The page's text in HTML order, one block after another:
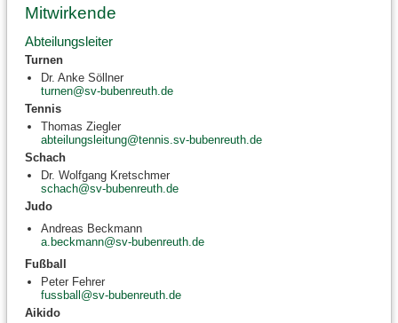
Mitwirkende
Abteilungsleiter
Turnen
Dr. Anke Söllner
turnen@sv-bubenreuth.de
Tennis
Thomas Ziegler
abteilungsleitung@tennis.sv-bubenreuth.de
Schach
Dr. Wolfgang Kretschmer
schach@sv-bubenreuth.de
Judo
Andreas Beckmann
a.beckmann@sv-bubenreuth.de
Fußball
Peter Fehrer
fussball@sv-bubenreuth.de
Aikido